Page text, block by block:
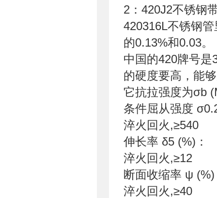
2：420J2不锈钢
420316L不锈钢
的0.13%和0.03。
中国的420牌号是
的硬度要高，
它抗拉强度为σb
条件屈从强度
淬火回火
伸长率 δ5 (%)：
淬火回火
断面收缩率 ψ (%)
淬火回火,≥40